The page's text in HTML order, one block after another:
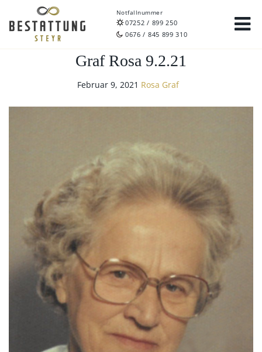
Notfallnummer
07252 / 899 250
0676 / 845 899 310
Graf Rosa 9.2.21
Februar 9, 2021 Rosa Graf